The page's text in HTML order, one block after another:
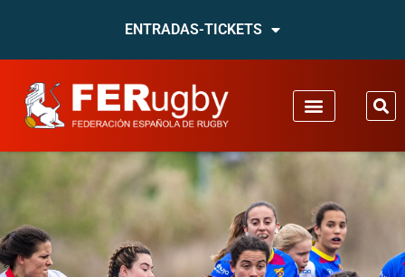
ENTRADAS-TICKETS